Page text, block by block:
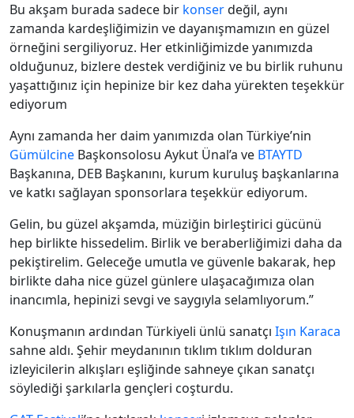
Bu akşam burada sadece bir konserdeğil, aynı
zamanda kardeşliğimizin ve dayanışmamızın en güzel
örneğini sergiliyoruz. Her etkinliğimizde yanımızda
olduğunuz, bizlere destek verdiğiniz ve bu birlik ruhunu
yaşattığınız için hepinize bir kez daha yürekten teşekkür
ediyorum
Aynı zamanda her daim yanımızda olan Türkiye’nin
Gümülcine Başkonsolosu Aykut Ünal’a ve BTAYTD
Başkanına, DEB Başkanını, kurum kuruluş başkanlarına
ve katkı sağlayan sponsorlara teşekkür ediyorum.
Gelin, bu güzel akşamda, müziğin birleştirici gücünü
hep birlikte hissedelim. Birlik ve beraberliğimizi daha da
pekiştirelim. Geleceğe umutla ve güvenle bakarak, hep
birlikte daha nice güzel günlere ulaşacağımıza olan
inancımla, hepinizi sevgi ve saygıyla selamlıyorum.”
Konuşmanın ardından Türkiyeli ünlü sanatçı Işın Karaca
sahne aldı. Şehir meydanının tıklım tıklım dolduran
izleyicilerin alkışları eşliğinde sahneye çıkan sanatçı
söylediği şarkılarla gençleri coşturdu.